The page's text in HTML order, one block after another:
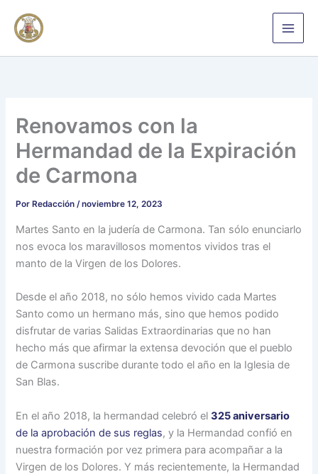
contenido
Renovamos con la
Hermandad de la Expiración
de Carmona
Por Redacción/noviembre 12, 2023
Martes Santo en la judería de Carmona. Tan sólo enunciarlo
nos evoca los maravillosos momentos vividos tras el
manto de la Virgen de los Dolores.
Desde el año 2018, no sólo hemos vivido cada Martes
Santo como un hermano más, sino que hemos podido
disfrutar de varias Salidas Extraordinarias que no han
hecho más que afirmar la extensa devoción que el pueblo
de Carmona suscribe durante todo el año en la Iglesia de
San Blas.
En el año 2018, la hermandad celebró el325 aniversario
de la aprobación de sus reglas, y la Hermandad confió en
nuestra formación por vez primera para acompañar a la
Virgen de los Dolores. Y más recientemente, la Hermandad